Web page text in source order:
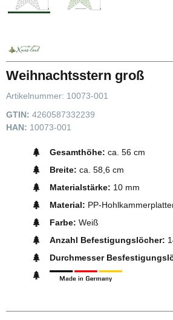
Weihnachtsstern groß
Artikelnummer: 10073-001
GTIN: 4260587332239
HAN: 10073-001
Gesamthöhe: ca. 56 cm
Breite: ca. 58,6 cm
Materialstärke: 10 mm
Material: PP-
Farbe: Weiß
Anzahl Befestigungslöcher:
Durchmesser